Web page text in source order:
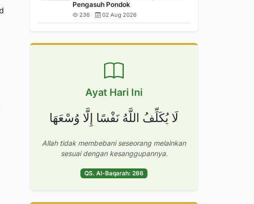
Pengasuh Pondok
236 02 Aug 2026
Ayat Hari Ini
لَا يُكَلِّفُ اللَّهُ نَفْسًا إِلَّا وُسْعَهَا
Allah tidak membebani seseorang melainkan
sesuai dengan kesanggupannya.
QS. Al-Baqarah: 286